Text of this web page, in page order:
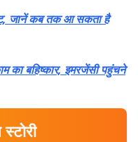
जानें कब तक आ सकता है
का बहिष्कार, इमरजेंसी पहुंचने